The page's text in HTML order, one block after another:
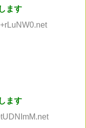
ます
ます